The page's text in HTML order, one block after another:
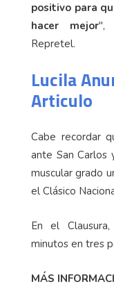
positivo para
hacer mejor",
Repretel.
Lucila
Articulo
Cabe recordar
ante San Carlos
muscular grado
el Clásico
En el
minutos en tres
MÁS